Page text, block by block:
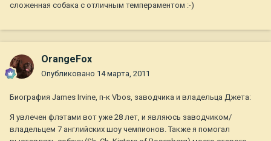
сложенная собака с отличным темпераментом :-)
OrangeFox
Опубликовано 14 марта, 2011
Биография James Irvine, п-к Vbos, заводчика и владельца Джета:
Я увлечен флэтами вот уже 28 лет, и являюсь заводчиком/
владельцем 7 английских шоу чемпионов. Также я помогал